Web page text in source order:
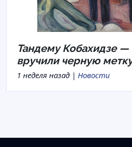
Тандему Кобахидзе
вручили черную
1 неделя назад | Новости